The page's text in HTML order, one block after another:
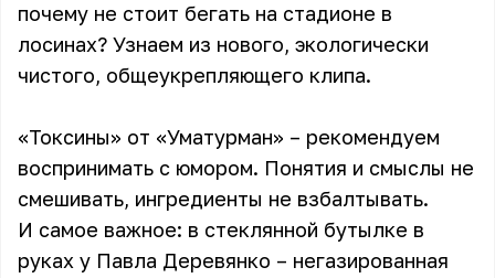
почему не стоит бегать на стадионе в
лосинах? Узнаем из нового, экологически
чистого, общеукрепляющего клипа.
«Токсины» от «Уматурман» – рекомендуем
воспринимать с юмором. Понятия и смыслы не
смешивать, ингредиенты не взбалтывать.
И самое важное: в стеклянной бутылке в
руках у Павла Деревянко – негазированная